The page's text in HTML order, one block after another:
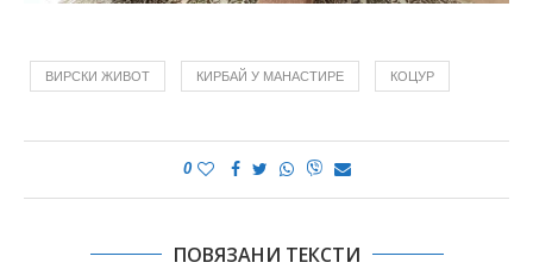
ВИРСКИ ЖИВОТ КИРБАЙ У МАНАСТИРЕ КОЦУР
0
ПОВЯЗАНИ ТЕКСТИ